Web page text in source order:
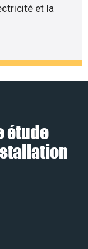
et la
étude